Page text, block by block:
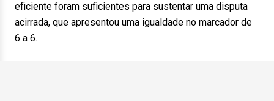
eficiente foram suficientes para sustentar uma disputa
acirrada, que apresentou uma igualdade no marcador de
6 a 6.